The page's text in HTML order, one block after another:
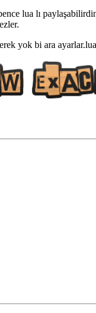
lua lı
yok bi ara